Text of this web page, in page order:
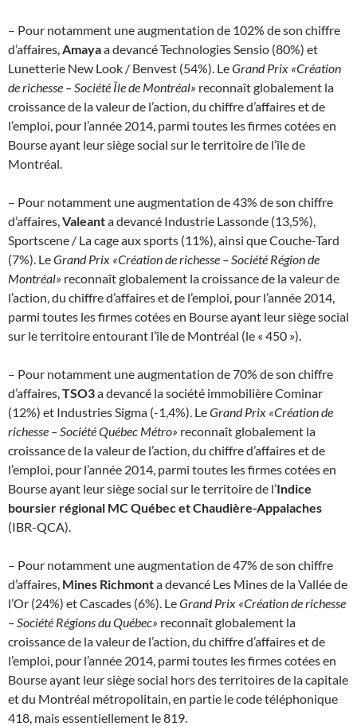
– Pour notamment une augmentation de 102% de son chiffre
d’affaires,Amayaa devancé Technologies Sensio (80%) et
Lunetterie New Look / Benvest (54%). LeGrand Prix «Création
de richesse – Société Île de Montréal» reconnaît globalement la
croissance de la valeur de l’action, du chiffre d’affaires et de
l’emploi, pour l’année 2014, parmi toutes les firmes cotées en
Bourse ayant leur siège social sur le territoire de l’île de
Montréal.
– Pour notamment une augmentation de 43% de son chiffre
d’affaires,Valeanta devancé Industrie Lassonde (13,5%),
Sportscene / La cage aux sports (11%), ainsi que Couche-Tard
(7%). LeGrand Prix «Création de richesse – Société Région de
Montréal» reconnaît globalement la croissance de la valeur de
l’action, du chiffre d’affaires et de l’emploi, pour l’année 2014,
parmi toutes les firmes cotées en Bourse ayant leur siège social
sur le territoire entourant l’île de Montréal (le « 450 »).
– Pour notamment une augmentation de 70% de son chiffre
d’affaires,TSO3a devancé la société immobilière Cominar
(12%) et Industries Sigma (-1,4%). LeGrand Prix «Création de
richesse – Société Québec Métro» reconnaît globalement la
croissance de la valeur de l’action, du chiffre d’affaires et de
l’emploi, pour l’année 2014, parmi toutes les firmes cotées en
Bourse ayant leur siège social sur le territoire de l’Indice
boursier régional MC Québec et Chaudière-Appalaches
(IBR-QCA).
– Pour notamment une augmentation de 47% de son chiffre
d’affaires, Mines Richmonta devancé Les Mines de la Vallée de
l’Or (24%) et Cascades (6%). LeGrand Prix «Création de richesse
– Société Régions du Québec» reconnaît globalement la
croissance de la valeur de l’action, du chiffre d’affaires et de
l’emploi, pour l’année 2014, parmi toutes les firmes cotées en
Bourse ayant leur siège social hors des territoires de la capitale
et du Montréal métropolitain, en partie le code téléphonique
418, mais essentiellement le 819.